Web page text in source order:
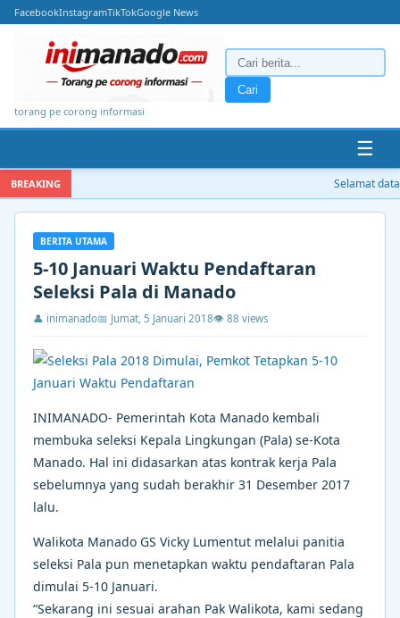
FacebookInstagramTikTokGoogle News
torang pe corong informasi
Cari
☰
BREAKING Selamat
BERITA UTAMA
5-10 Januari Waktu Pendaftaran
Seleksi Pala di Manado
👤 inimanado📅 Jumat, 5 Januari 2018👁 88 views
INIMANADO- Pemerintah Kota Manado kembali
membuka seleksi Kepala Lingkungan (Pala) se-Kota
Manado. Hal ini didasarkan atas kontrak kerja Pala
sebelumnya yang sudah berakhir 31 Desember 2017
lalu.
Walikota Manado GS Vicky Lumentut melalui panitia
seleksi Pala pun menetapkan waktu pendaftaran Pala
dimulai 5-10 Januari.
“Sekarang ini sesuai arahan Pak Walikota, kami sedang